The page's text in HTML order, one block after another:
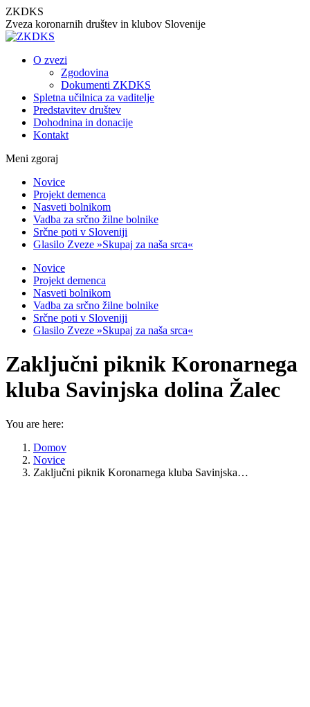
Skip
to
content
ZKDKS
Zveza koronarnih društev in klubov Slovenije
O zvezi
Zgodovina
Dokumenti ZKDKS
Spletna učilnica za vaditelje
Predstavitev društev
Dohodnina in donacije
Kontakt
Meni zgoraj
page
opens
new
window
page
opens
new
window
Novice
Projekt demenca
Nasveti bolnikom
Vadba za srčno žilne bolnike
Srčne poti v Sloveniji
Glasilo Zveze »Skupaj za naša srca«
Novice
Projekt demenca
Nasveti bolnikom
Vadba za srčno žilne bolnike
Srčne poti v Sloveniji
Glasilo Zveze »Skupaj za naša srca«
Zaključni piknik Koronarnega
kluba Savinjska dolina Žalec
You are here:
Domov
Novice
Zaključni piknik Koronarnega kluba Savinjska…